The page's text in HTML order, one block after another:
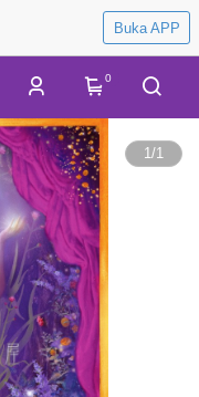
Buka APP
0
1/1